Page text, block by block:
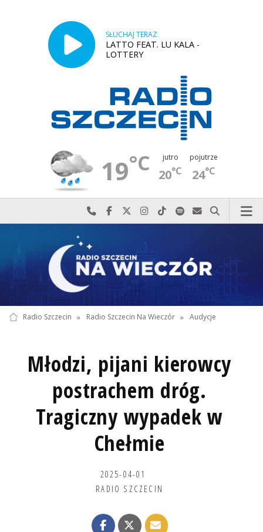
SŁUCHAJ TERAZ
LATTO FEAT. LU KALA -
LOTTERY
19°C jutro
20°C
pojutrze
24°C
Najlepiej po prostu do nas zadzwoń
Odwiedź nas na Facebook-u
Odwiedź nas na X
Odwiedź nas na Instagram-ie
Odwiedź nas na TikTok-u
Szukaj nas na Spotify
Wyślij do nas
Szukaj
Radio Szczecin » Radio Szczecin Na Wieczór » Audycje
Młodzi, pijani kierowcy
postrachem dróg.
Tragiczny wypadek w
Chełmie
2025-04-01
RADIO SZCZECIN